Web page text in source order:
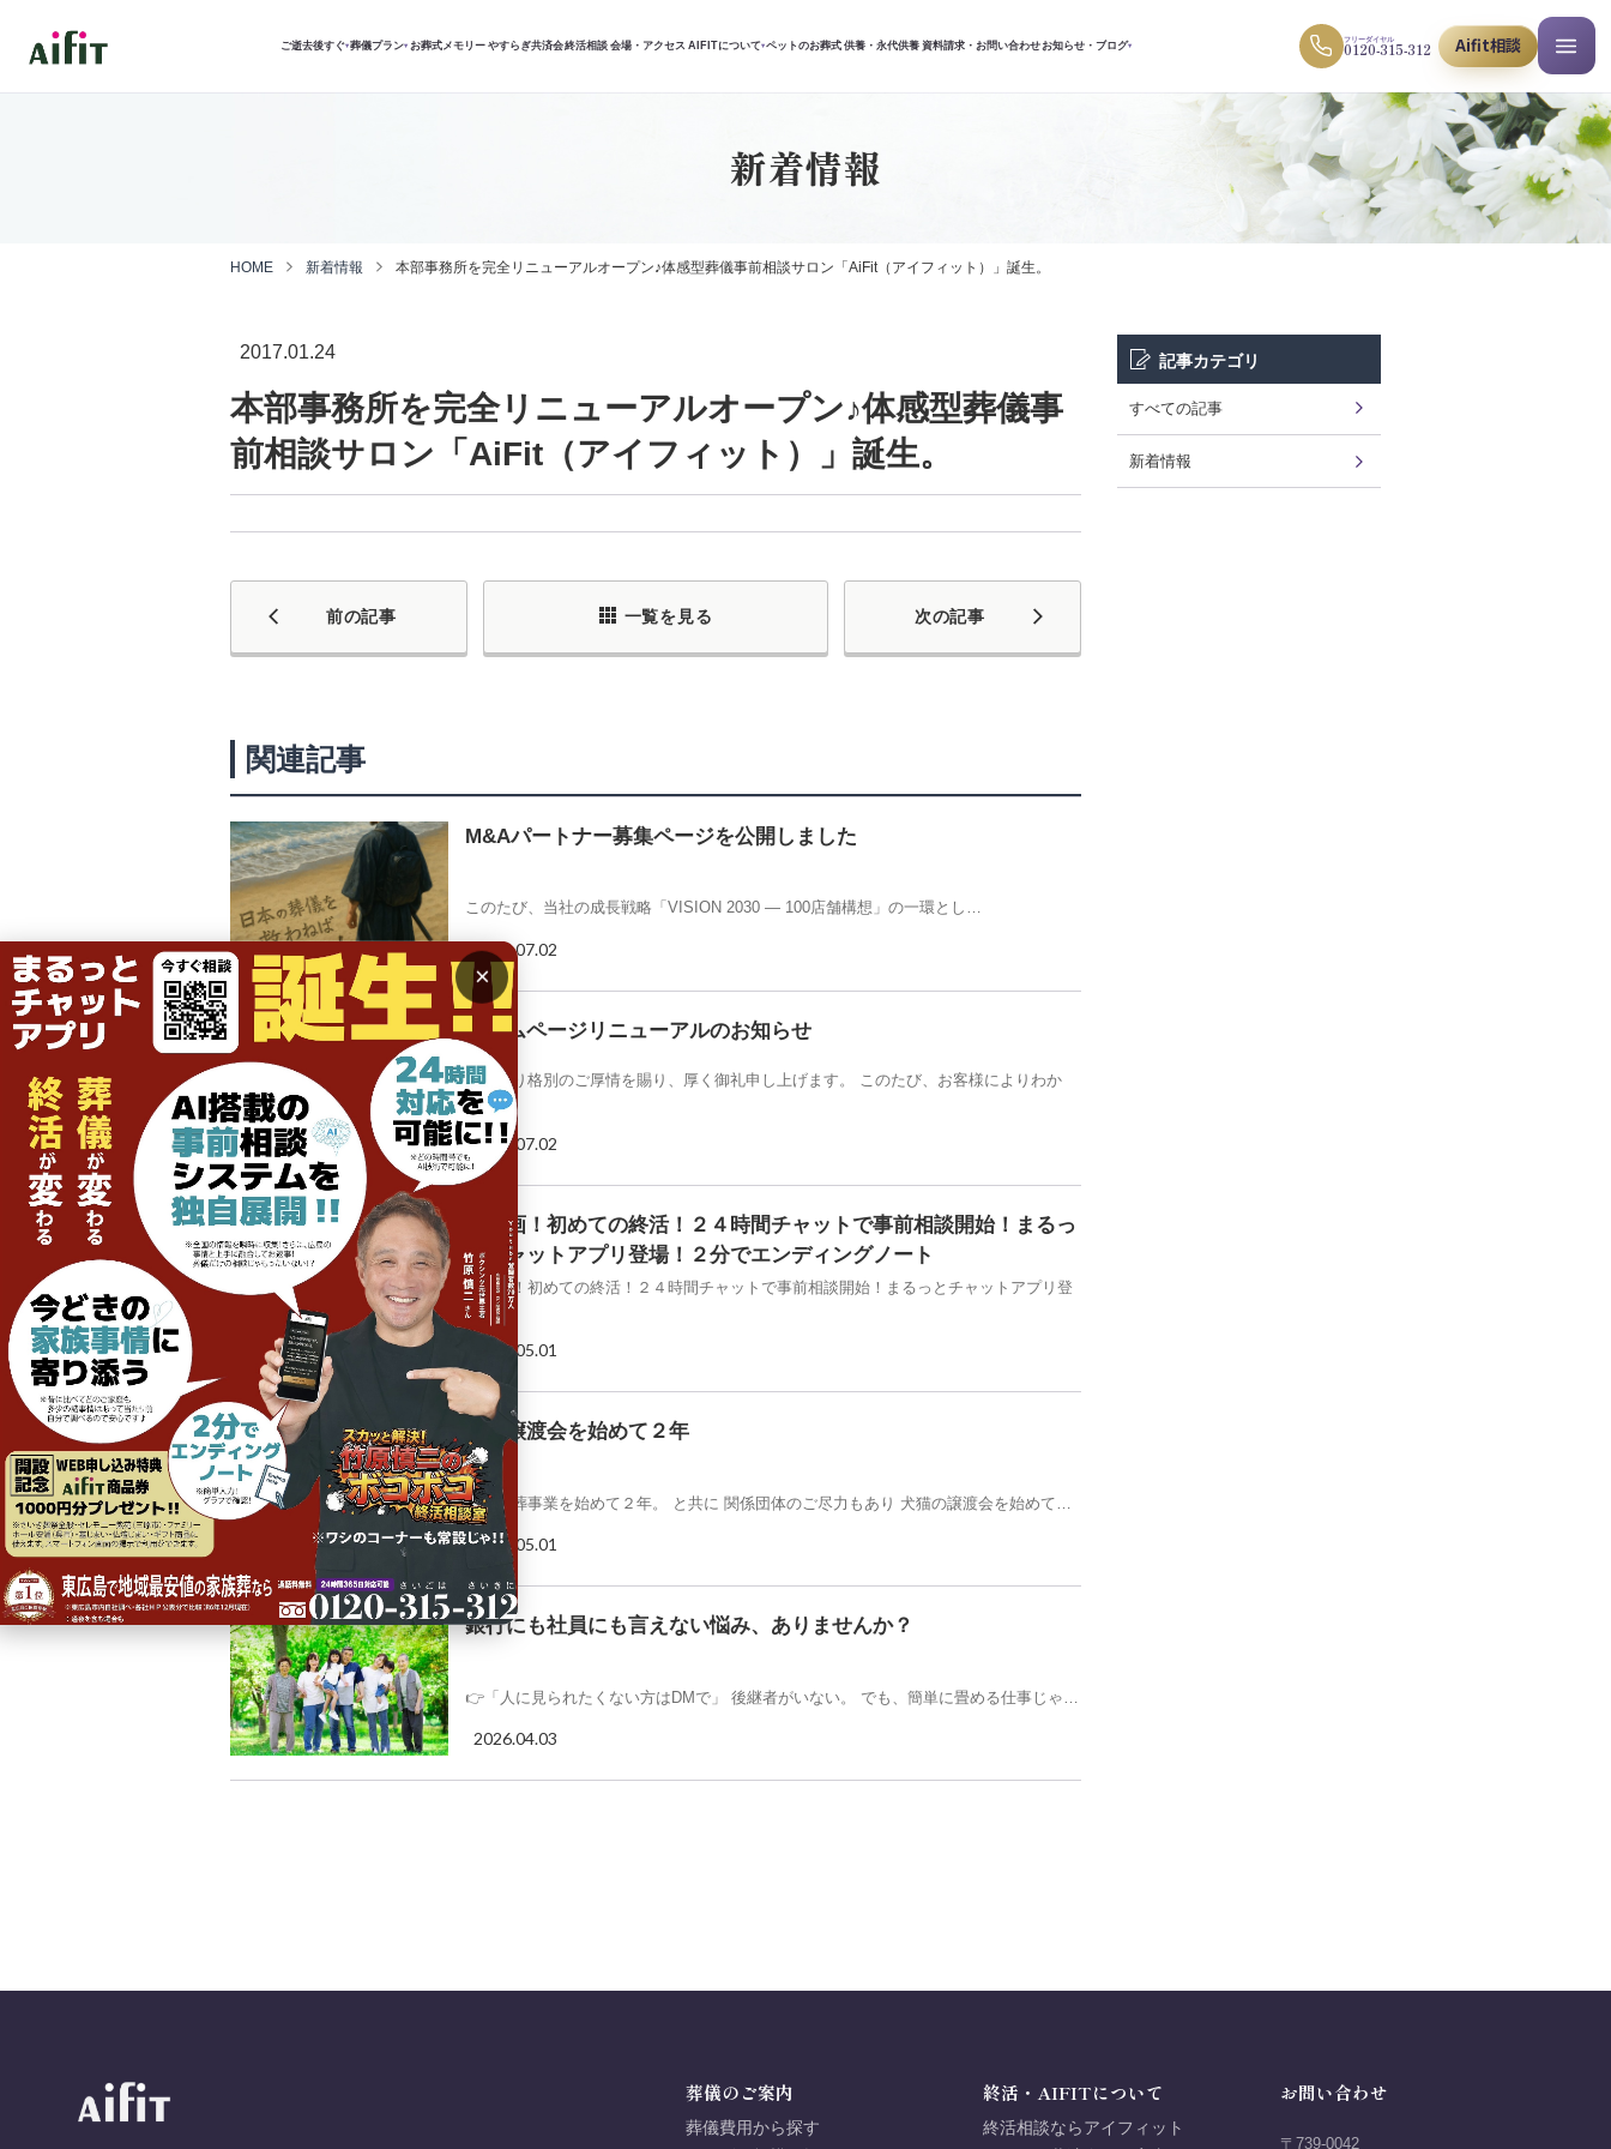
ご逝去後すぐ▾ 葬儀プラン▾ お葬式メモリー やすらぎ共済会終活相談 会場・アクセス AIFITについて▾ ペットのお葬式 供養・永代供養 資料請求・お問い合わせお知らせ・ブログ▾
フリーダイヤル
0120-315-312 Aifit相談
新着情報
HOME 新着情報 本部事務所を完全リニューアルオープン♪体感型葬儀事前相談サロン「AiFit（アイフィット）」誕生。
2017.01.24
本部事務所を完全リニューアルオープン♪体感型葬儀事
前相談サロン「AiFit（アイフィット）」誕生。
前の記事 次の記事
一覧を見る
関連記事
M&Aパートナー募集ページを公開しました
このたび、当社の成長戦略「VISION 2030 ― 100店舗構想」の一環とし…
2026.07.02
ホームページリニューアルのお知らせ
平素より格別のご厚情を賜り、厚く御礼申し上げます。 このたび、お客様によりわか
り…
2026.07.02
新企画！初めての終活！２４時間チャットで事前相談開始！まるっ
とチャットアプリ登場！２分でエンディングノート
新企画！初めての終活！２４時間チャットで事前相談開始！まるっとチャットアプリ登
場…
2026.05.01
犬猫譲渡会を始めて２年
ペット葬事業を始めて２年。 と共に 関係団体のご尽力もあり 犬猫の譲渡会を始めて…
2026.05.01
銀行にも社員にも言えない悩み、ありませんか？
👉「人に見られたくない方はDMで」 後継者がいない。 でも、簡単に畳める仕事じゃ…
2026.04.03
記事カテゴリ
すべての記事
新着情報
葬儀のご案内
葬儀費用から探す
終活・AIFITについて
終活相談ならアイフィット
お問い合わせ
〒739-0042
×